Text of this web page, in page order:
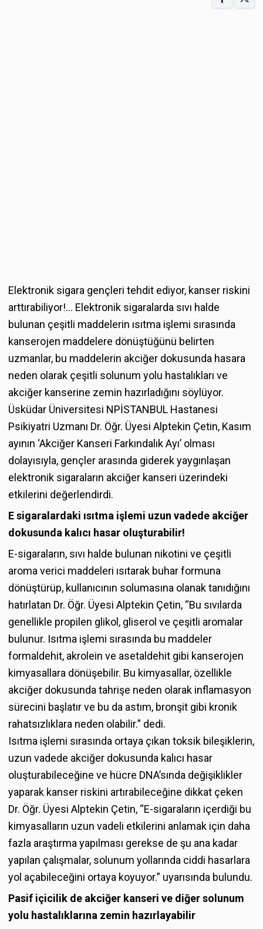
Elektronik sigara gençleri tehdit ediyor, kanser riskini
arttırabiliyor!... Elektronik sigaralarda sıvı halde
bulunan çeşitli maddelerin ısıtma işlemi sırasında
kanserojen maddelere dönüştüğünü belirten
uzmanlar, bu maddelerin akciğer dokusunda hasara
neden olarak çeşitli solunum yolu hastalıkları ve
akciğer kanserine zemin hazırladığını söylüyor.
Üsküdar Üniversitesi NPİSTANBUL Hastanesi
Psikiyatri Uzmanı Dr. Öğr. Üyesi Alptekin Çetin, Kasım
ayının ‘Akciğer Kanseri Farkındalık Ayı’ olması
dolayısıyla, gençler arasında giderek yaygınlaşan
elektronik sigaraların akciğer kanseri üzerindeki
etkilerini değerlendirdi.
E sigaralardaki ısıtma işlemi uzun vadede akciğer
dokusunda kalıcı hasar oluşturabilir!
E-sigaraların, sıvı halde bulunan nikotini ve çeşitli
aroma verici maddeleri ısıtarak buhar formuna
dönüştürüp, kullanıcının solumasına olanak tanıdığını
hatırlatan Dr. Öğr. Üyesi Alptekin Çetin, “Bu sıvılarda
genellikle propilen glikol, gliserol ve çeşitli aromalar
bulunur. Isıtma işlemi sırasında bu maddeler
formaldehit, akrolein ve asetaldehit gibi kanserojen
kimyasallara dönüşebilir. Bu kimyasallar, özellikle
akciğer dokusunda tahrişe neden olarak inflamasyon
sürecini başlatır ve bu da astım, bronşit gibi kronik
rahatsızlıklara neden olabilir.” dedi.
Isıtma işlemi sırasında ortaya çıkan toksik bileşiklerin,
uzun vadede akciğer dokusunda kalıcı hasar
oluşturabileceğine ve hücre DNA’sında değişiklikler
yaparak kanser riskini artırabileceğine dikkat çeken
Dr. Öğr. Üyesi Alptekin Çetin, “E-sigaraların içerdiği bu
kimyasalların uzun vadeli etkilerini anlamak için daha
fazla araştırma yapılması gerekse de şu ana kadar
yapılan çalışmalar, solunum yollarında ciddi hasarlara
yol açabileceğini ortaya koyuyor.” uyarısında bulundu.
Pasif içicilik de akciğer kanseri ve diğer solunum
yolu hastalıklarına zemin hazırlayabilir